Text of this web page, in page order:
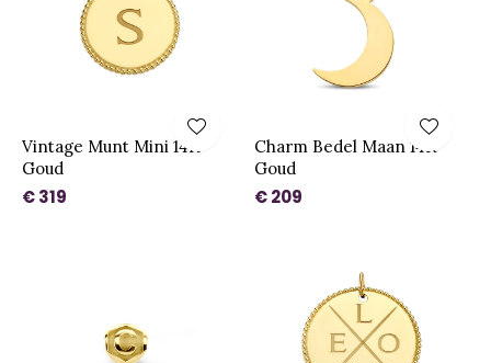
Vintage Munt Mini 14K
Goud
€ 319
Charm Bedel Maan 14K
Goud
€ 209